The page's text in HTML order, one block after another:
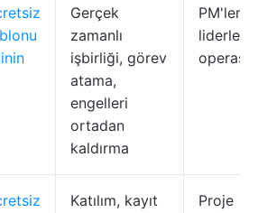
Gerçek
zamanlı
işbirliği, görev
atama,
engelleri
ortadan
kaldırma
PM'ler,
liderleri,
Katılım, kayıt
Proje